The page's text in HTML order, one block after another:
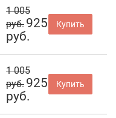
1 005
руб. 925
руб.
Купить
1 005
руб. 925
руб.
Купить